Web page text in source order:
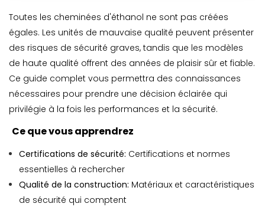
Toutes les cheminées d'éthanol ne sont pas créées
égales. Les unités de mauvaise qualité peuvent présenter
des risques de sécurité graves, tandis que les modèles
de haute qualité offrent des années de plaisir sûr et fiable.
Ce guide complet vous permettra des connaissances
nécessaires pour prendre une décision éclairée qui
privilégie à la fois les performances et la sécurité.
Ce que vous apprendrez
Certifications de sécurité: Certifications et normes
essentielles à rechercher
Qualité de la construction: Matériaux et caractéristiques
de sécurité qui comptent